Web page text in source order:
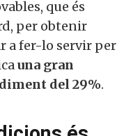
cobrir amb
fer servir
que és
per obtenir
a fer-lo servir
del 29%